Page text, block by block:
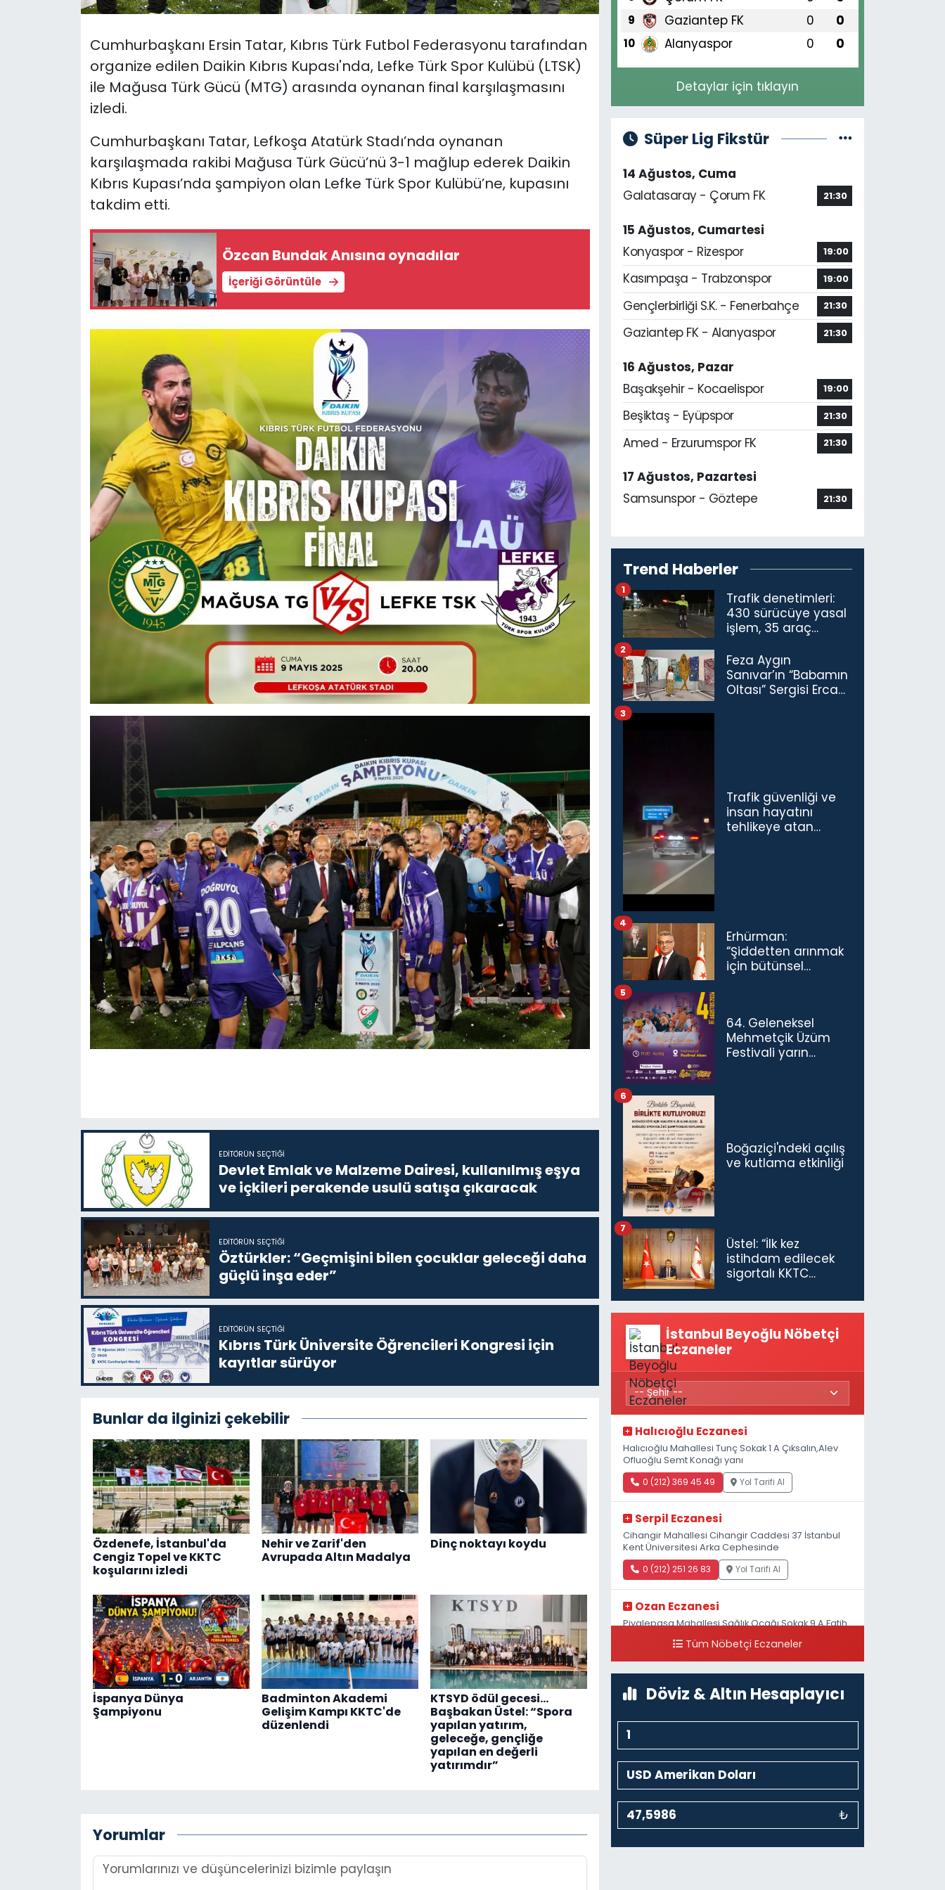
Cumhurbaşkanı Ersin Tatar, Kıbrıs Türk Futbol Federasyonu tarafından
organize edilen Daikin Kıbrıs Kupası'nda, Lefke Türk Spor Kulübü (LTSK)
ile Mağusa Türk Gücü (MTG) arasında oynanan final karşılaşmasını
izledi.
Cumhurbaşkanı Tatar, Lefkoşa Atatürk Stadı’nda oynanan
karşılaşmada rakibi Mağusa Türk Gücü’nü 3-1 mağlup ederek Daikin
Kıbrıs Kupası’nda şampiyon olan Lefke Türk Spor Kulübü’ne, kupasını
takdim etti.
Özcan Bundak Anısına oynadılar
İçeriği Görüntüle
EDITÖRÜN SEÇTIĞI
Devlet Emlak ve Malzeme Dairesi, kullanılmış eşya
ve içkileri perakende usulü satışa çıkaracak
EDITÖRÜN SEÇTIĞI
Öztürkler: “Geçmişini bilen çocuklar geleceği daha
güçlü inşa eder”
EDITÖRÜN SEÇTIĞI
Kıbrıs Türk Üniversite Öğrencileri Kongresi için
kayıtlar sürüyor
Bunlar da ilginizi çekebilir
Özdenefe, İstanbul'da
Cengiz Topel ve KKTC
koşularını izledi
Nehir ve Zarif'den
Avrupada Altın Madalya
Dinç noktayı koydu
İspanya Dünya
Şampiyonu
Badminton Akademi
Gelişim Kampı KKTC'de
düzenlendi
KTSYD ödül gecesi...
Başbakan Üstel: “Spora
yapılan yatırım,
geleceğe, gençliğe
yapılan en değerli
yatırımdır”
Yorumlar
9 Gaziantep FK 0 0
10 Alanyaspor 0 0
Detaylar için tıklayın
Süper Lig Fikstür
14 Ağustos, Cuma
Galatasaray - Çorum FK
21:30
15 Ağustos, Cumartesi
Konyaspor - Rizespor
19:00
Kasımpaşa - Trabzonspor 19:00
Gençlerbirliği S.K. - Fenerbahçe 21:30
Gaziantep FK - Alanyaspor 21:30
16 Ağustos, Pazar
Başakşehir - Kocaelispor
19:00
Beşiktaş - Eyüpspor 21:30
Amed - Erzurumspor FK 21:30
17 Ağustos, Pazartesi
Samsunspor - Göztepe
21:30
Trend Haberler
Trafik denetimleri:
430 sürücüye yasal
işlem, 35 araç
1
Feza Aygın
Sanıvar’ın “Babamın
Oltası” Sergisi Ercan
2
Trafik güvenliği ve
insan hayatını
tehlikeye atan
3
Erhürman:
“Şiddetten arınmak
için bütünsel
4
64. Geleneksel
Mehmetçik Üzüm
Festivali yarın
5
Boğaziçi'ndeki açılış
ve kutlama etkinliği
6
Üstel: “İlk kez
istihdam edilecek
sigortalı KKTC
maaş desteğini 35
bin TL'ye çıkardık”
7
İstanbul Beyoğlu Nöbetçi
Eczaneler
Halıcıoğlu Eczanesi
Halıcıoğlu Mahallesi Tunç Sokak 1 A Çıksalın,Alev
Ofluoğlu Semt Konağı yanı
0 (212) 369 45 49 Yol Tarifi Al
Serpil Eczanesi
Cihangir Mahallesi Cihangir Caddesi 37 İstanbul
Kent Üniversitesi Arka Cephesinde
0 (212) 251 26 83 Yol Tarifi Al
Ozan Eczanesi
Piyalepaşa Mahallesi Sağlık Ocağı Sokak 9 A Fatih
Tüm Nöbetçi Eczaneler
Döviz & Altın Hesaplayıcı
₺
Teknoloji
Video Galeri
Yazarlar